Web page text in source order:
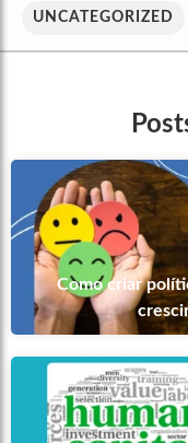
UNCATEGORIZED
Como criar